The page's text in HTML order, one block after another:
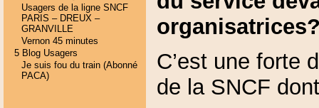
Usagers de la ligne SNCF
PARIS – DREUX –
GRANVILLE
Vernon 45 minutes
5 Blog Usagers
Je suis fou du train (Abonné
PACA)
C’est une forte
de la SNCF